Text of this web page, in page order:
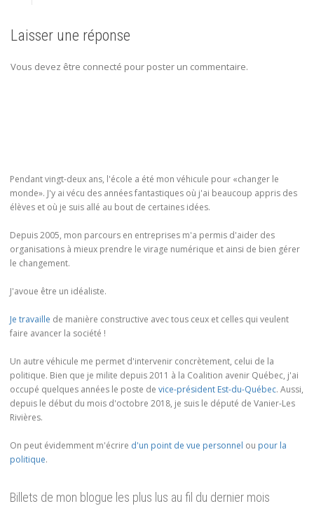
Laisser une réponse
Vous devez être connecté pour poster un commentaire.
Pendant vingt-deux ans, l'école a été mon véhicule pour «changer le
monde». J'y ai vécu des années fantastiques où j'ai beaucoup appris des
élèves et où je suis allé au bout de certaines idées.
Depuis 2005, mon parcours en entreprises m'a permis d'aider des
organisations à mieux prendre le virage numérique et ainsi de bien gérer
le changement.
J'avoue être un idéaliste.
Je travaille de manière constructive avec tous ceux et celles qui veulent
faire avancer la société !
Un autre véhicule me permet d'intervenir concrètement, celui de la
politique. Bien que je milite depuis 2011 à la Coalition avenir Québec, j'ai
occupé quelques années le poste de vice-président Est-du-Québec. Aussi,
depuis le début du mois d'octobre 2018, je suis le député de Vanier-Les
Rivières.
On peut évidemment m'écrire d'un point de vue personnel ou pour la
politique.
Billets de mon blogue les plus lus au fil du dernier mois